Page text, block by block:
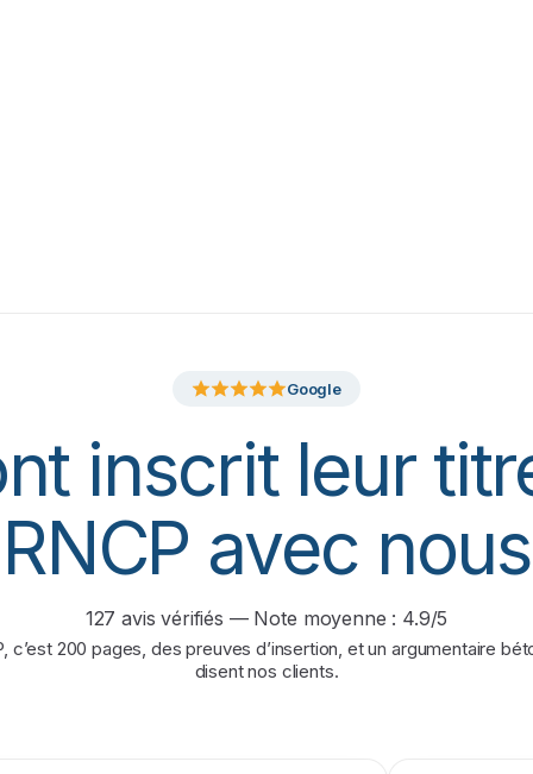
Google
inscrit leur
RNCP avec nous
127 avis vérifiés — Note moyenne : 4.9/5
c’est 200 pages, des preuves d’insertion, et un argumentaire
disent nos clients.